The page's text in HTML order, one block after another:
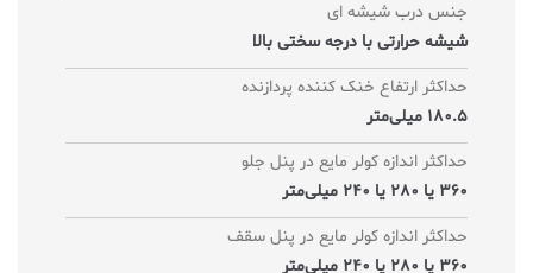
جنس درب شیشه ای
شیشه حرارتی با درجه سختی بالا
حداکثر ارتفاع خنک کننده پردازنده
180.5 میلی‌متر
حداکثر اندازه کولر‌ مایع در پنل جلو
360 یا 280 یا 240 میلی‌متر
حداکثر اندازه کولر‌ مایع در پنل سقف
360 یا 280 یا 240 میلی‌متر